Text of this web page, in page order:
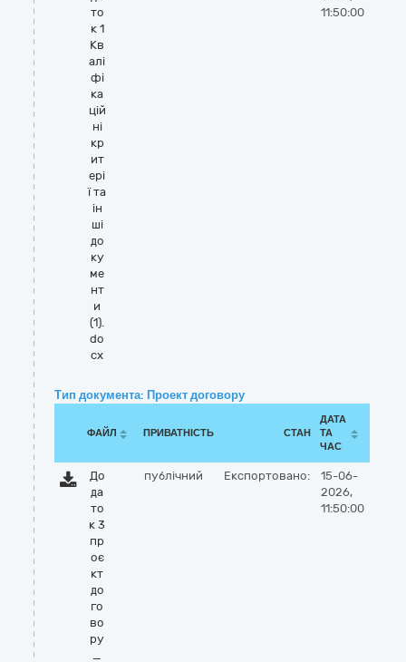
то
к 1
Кв
алі
фі
ка
цій
ні
кр
ит
ері
ї та
ін
ші
до
ку
ме
нт
и
(1).
do
cx
11:50:00
Тип документа: Проект договору
ФАЙЛ ПРИВАТНІСТЬ СТАН
ДАТА
ТА
ЧАС
До
да
то
к 3
пр
оє
кт
до
го
во
ру
_
публічний Експортовано:
15-06-
2026,
11:50:00